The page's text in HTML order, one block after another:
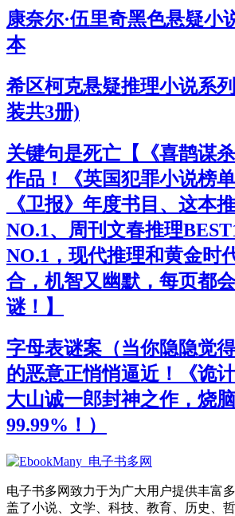
康奈尔·伍里奇黑色悬疑小
本
希区柯克悬疑推理小说系
装共3册)
关键句是死亡【《喜鹊谋
作品！《英国犯罪小说榜
《卫报》年度书目、这本
NO.1、周刊文春推理
NO.1，现代推理和黄金时
合，机智又幽默，每页都
谜！】
字母表谜案（当你隐隐觉
的恶意正悄悄逼近！《诡
大山诚一郎封神之作，烧
99.99%！）
电子书多网致力于为广大用户提供丰富
盖了小说、文学、科技、教育、历史、